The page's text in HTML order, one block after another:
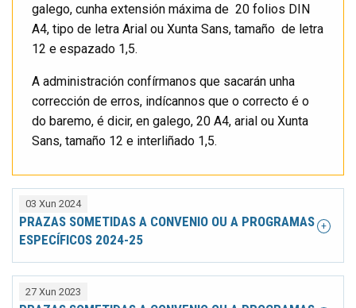
galego, cunha extensión máxima de 20 folios DIN
A4, tipo de letra Arial ou Xunta Sans, tamaño de letra
12 e espazado 1,5.
A administración confírmanos que sacarán unha
corrección de erros, indícannos que o correcto é o
do baremo, é dicir, en galego, 20 A4, arial ou Xunta
Sans, tamaño 12 e interliñado 1,5.
03 Xun 2024
PRAZAS SOMETIDAS A CONVENIO OU A PROGRAMAS
ESPECÍFICOS 2024-25
27 Xun 2023